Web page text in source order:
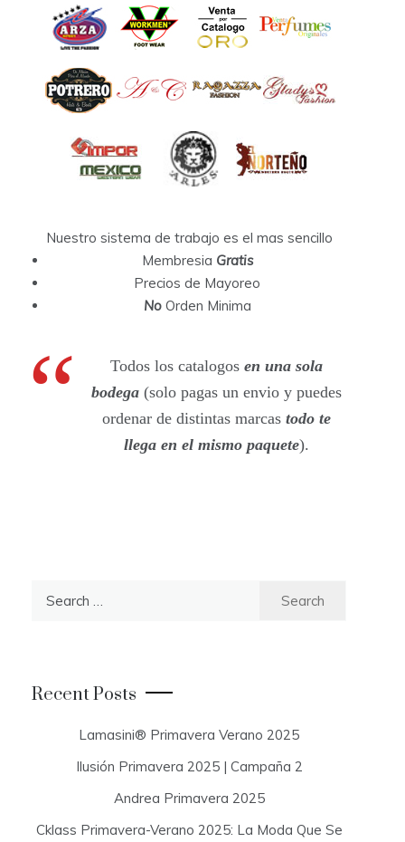
Nuestro sistema de trabajo es el mas sencillo
Membresia Gratis
Precios de Mayoreo
NoOrden Minima
Todos los catalogos en una sola
bodega (solo pagas un envio y puedes
ordenar de distintas marcastodo te
llega en el mismo paquete).
r
:
Recent Posts
Lamasini® Primavera Verano 2025
Ilusión Primavera 2025 | Campaña 2
Andrea Primavera 2025
Cklass Primavera-Verano 2025: La Moda Que Se